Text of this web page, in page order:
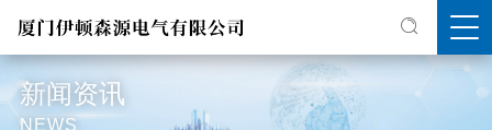
新闻资讯
NEWS